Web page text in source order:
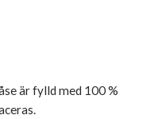
är fylld med 100 %